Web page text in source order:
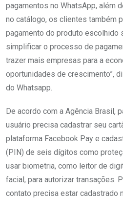
pagamentos no WhatsApp, além
no catálogo, os clientes também
pagamento do produto escolhido
simplificar o processo de
trazer mais empresas para a
oportunidades de crescimento”,
do Whatsapp.
De acordo com a Agência Brasil,
usuário precisa cadastrar seu
plataforma Facebook Pay e
(PIN) de seis dígitos como
usar biometria, como leitor de
facial, para autorizar transações.
contato precisa estar cadastrado